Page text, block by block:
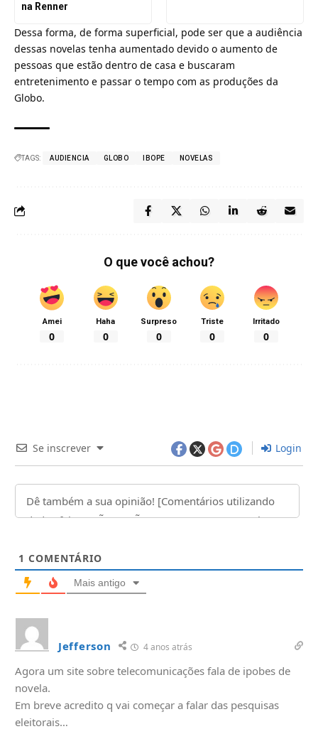
na Renner
Dessa forma, de forma superficial, pode ser que a audiência
dessas novelas tenha aumentado devido o aumento de
pessoas que estão dentro de casa e buscaram
entretenimento e passar o tempo com as produções da
Globo.
TAGS: AUDIENCIA GLOBO IBOPE NOVELAS
O que você achou?
Amei
0
Haha
0
Surpreso
0
Triste
0
Irritado
0
Se inscrever Login
1 COMENTÁRIO
Mais antigo
Jefferson 4 anos atrás
Agora um site sobre telecomunicações fala de ipobes de
novela.
Em breve acredito q vai começar a falar das pesquisas
eleitorais…